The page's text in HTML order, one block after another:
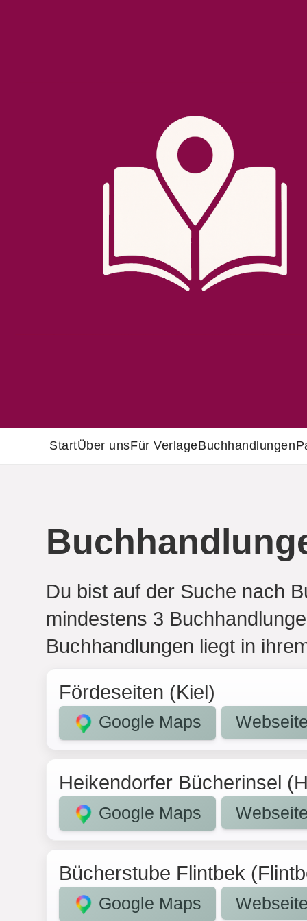
StartÜber unsFür VerlageBuchhandlungen
Du bist auf der Suche nach
mindestens 3
Buchhandlungen liegt in
Fördeseiten (Kiel)
Google Maps
Heikendorfer Bücherinsel
Google Maps
Bücherstube Flintbek
Google Maps